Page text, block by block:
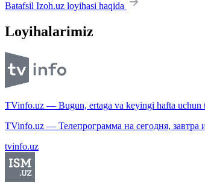
Batafsil Izoh.uz loyihasi haqida
Loyihalarimiz
TVinfo.uz — Bugun, ertaga va keyingi hafta uchun
TVinfo.uz — Телепрограмма на сегодня,
tvinfo.uz